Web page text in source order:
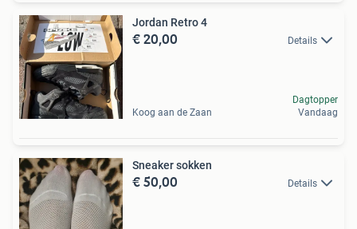
Jordan Retro 4
€ 20,00 Details
Koog aan de Zaan
Dagtopper
Vandaag
Sneaker sokken
€ 50,00 Details